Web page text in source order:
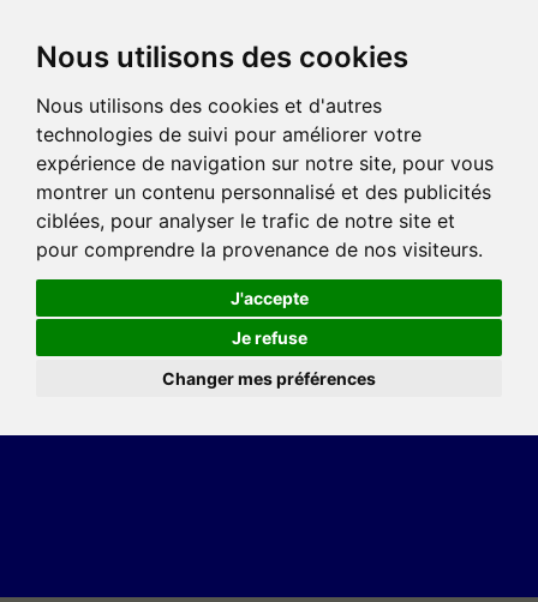
Nous utilisons des cookies
Nous utilisons des cookies et d'autres
technologies de suivi pour améliorer votre
expérience de navigation sur notre site, pour vous
montrer un contenu personnalisé et des publicités
ciblées, pour analyser le trafic de notre site et
pour comprendre la provenance de nos visiteurs.
J'accepte
Je refuse
Changer mes préférences